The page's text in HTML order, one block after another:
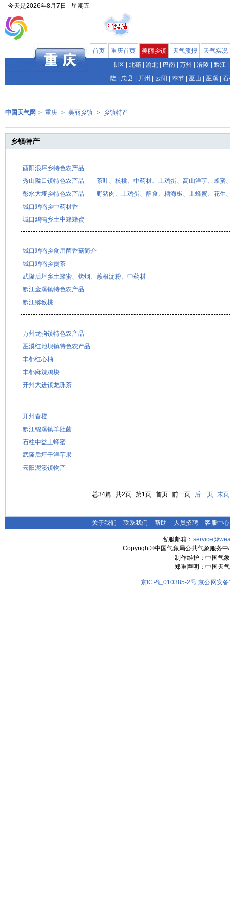
今天是2026年8月7日 星期五
首页 重庆首页 美丽乡镇 天气预报
天气实况
市区
北碚 渝北 巴南 万州 涪陵 黔江
隆
忠县 开州 云阳 奉节 巫山 巫溪
中国天气网 > 重庆 > 美丽乡镇 > 乡镇特产
乡镇特产
酉阳浪坪乡特色农产品
秀山隘口镇特色农产品——茶叶、核桃、中药材、土鸡蛋、高山洋芋、蜂蜜
彭水大垭乡特色农产品——野猪肉、土鸡蛋、酥食、糟海椒、土蜂蜜、花生
城口鸡鸣乡中药材香
城口鸡鸣乡土中蜂蜂蜜
城口鸡鸣乡食用菌香菇简介
城口鸡鸣乡贡茶
武隆后坪乡土蜂蜜、烤烟、蕨根淀粉、中药材
黔江金溪镇特色农产品
黔江猕猴桃
万州龙驹镇特色农产品
巫溪红池坝镇特色农产品
丰都红心柚
丰都麻辣鸡块
开州大进镇龙珠茶
开州春橙
黔江锦溪镇羊肚菌
石柱中益土蜂蜜
武隆后坪干洋芋果
云阳泥溪镇物产
总34篇 共2页 第1页 首页 前一页 后一页 末页
关于我们 - 联系我们 - 帮助 - 人员招聘 - 客服中心
客服邮箱：
Copyright©中国气象局公共气象服务
制作维护：中国气
郑重声明：中国天
京ICP证010385-2号 京公网安